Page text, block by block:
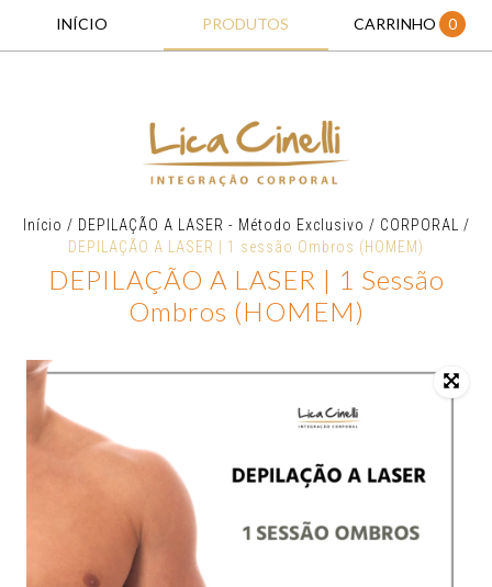
INÍCIO PRODUTOS CARRINHO 0
Início / DEPILAÇÃO A LASER - Método Exclusivo / CORPORAL
/
DEPILAÇÃO A LASER | 1 sessão Ombros (HOMEM)
DEPILAÇÃO A LASER | 1 Sessão
Ombros (HOMEM)